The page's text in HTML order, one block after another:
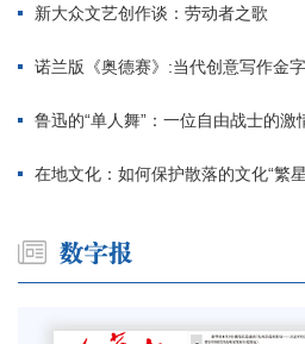
新大众文艺创作谈：劳动者之歌
诺兰版《奥德赛》:当代创意写作金
鲁迅的“单人舞”：一位自由战士的激
在地文化：如何保护散落的文化“繁